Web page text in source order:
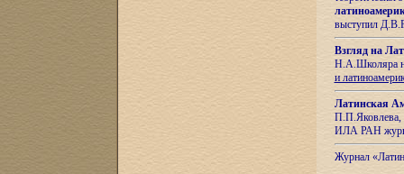
выступил
Взгляд на
Н.А.Школяра
и
Латинская
П.П.Яковлева,
ИЛА РАН
Журнал